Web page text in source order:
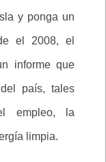
y ponga un
el 2008, el
informe que
país, tales
empleo, la
limpia.